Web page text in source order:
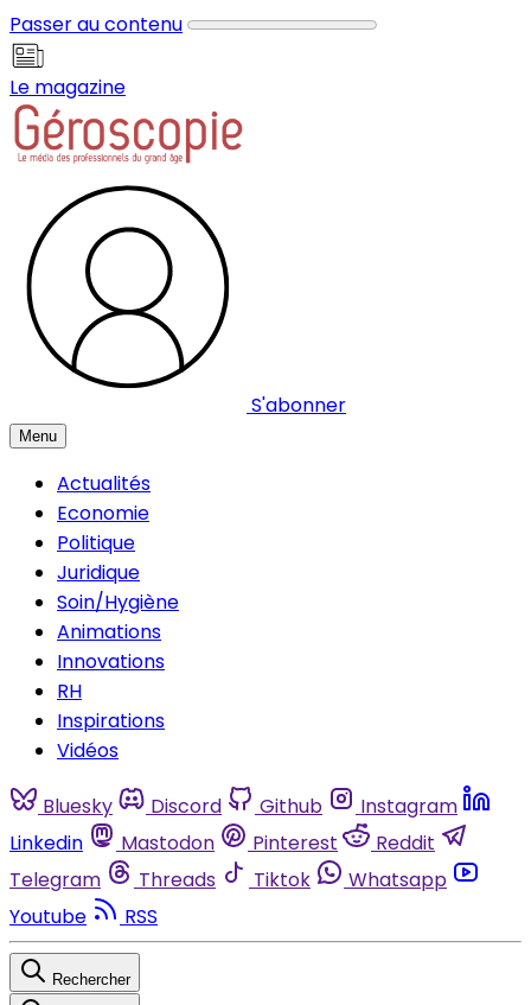
Passer au contenu
Le magazine
S'abonner
Menu
Actualités
Economie
Politique
Juridique
Soin/Hygiène
Animations
Innovations
RH
Inspirations
Vidéos
Bluesky Discord Github
Instagram
Linkedin
Mastodon Pinterest
Reddit
Telegram
Threads Tiktok
Whatsapp
Youtube
RSS
Rechercher
Panneau de gestion des cookies